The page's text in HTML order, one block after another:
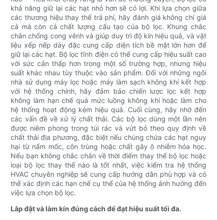
khả năng giữ lại các hạt nhỏ hơn sẽ có lợi. Khi lựa chọn giữa
các thương hiệu thay thế trả phí, hãy đánh giá không chỉ giá
cả mà còn cả chất lượng cấu tạo của bộ lọc. Khung chắc
chắn chống cong vênh và giúp duy trì độ kín hiệu quả, và vật
liệu xếp nếp dày đặc cung cấp diện tích bề mặt lớn hơn để
giữ lại các hạt. Bộ lọc tĩnh điện có thể cung cấp hiệu suất cao
với sức cản thấp hơn trong một số trường hợp, nhưng hiệu
suất khác nhau tùy thuộc vào sản phẩm. Đối với những ngôi
nhà sử dụng máy lọc hoặc máy làm sạch không khí kết hợp
với hệ thống chính, hãy đảm bảo chiến lược lọc kết hợp
không làm hạn chế quá mức luồng không khí hoặc làm cho
hệ thống hoạt động kém hiệu quả. Cuối cùng, hãy nhớ đến
các vấn đề về xử lý chất thải. Các bộ lọc dùng một lần nên
được niêm phong trong túi rác và vứt bỏ theo quy định về
chất thải địa phương, đặc biệt nếu chúng chứa các hạt nguy
hại từ nấm mốc, côn trùng hoặc chất gây ô nhiễm hóa học.
Nếu bạn không chắc chắn về thời điểm thay thế bộ lọc hoặc
loại bộ lọc thay thế nào là tốt nhất, việc kiểm tra hệ thống
HVAC chuyên nghiệp sẽ cung cấp hướng dẫn phù hợp và có
thể xác định các hạn chế cụ thể của hệ thống ảnh hưởng đến
việc lựa chọn bộ lọc.
Lắp đặt và làm kín đúng cách để đạt hiệu suất tối đa.